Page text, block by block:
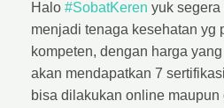
Halo #SobatKeren yuk segera
menjadi tenaga kesehatan yg
kompeten, dengan harga
akan mendapatkan 7
bisa dilakukan online maupun